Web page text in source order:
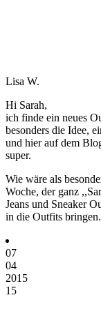
Lisa W.
Hi Sarah,
ich finde ein neues
besonders die Idee,
und hier auf dem
super.
Wie wäre als
Woche, der ganz
Jeans und Sneaker
in die Outfits
07
04
2015
15